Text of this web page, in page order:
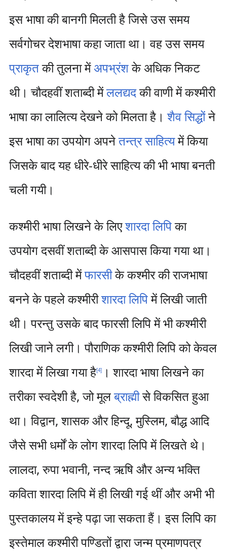
इस भाषा की बानगी मिलती है जिसे उस समय
सर्वगोचर देशभाषा कहा जाता था। वह उस समय
प्राकृतकी तुलना मेंअपभ्रंशके अधिक निकट
थी। चौदहवीं शताब्दी मेंललद्यदकी वाणी में कश्मीरी
भाषा का लालित्य देखने को मिलता है।शैवसिद्धोंने
इस भाषा का उपयोग अपनेतन्त्र साहित्यमें किया
जिसके बाद यह धीरे-धीरे साहित्य की भी भाषा बनती
चली गयी।
कश्मीरी भाषा लिखने के लिएशारदा लिपिका
उपयोग दसवीं शताब्दी के आसपास किया गया था।
चौदहवीं शताब्दी मेंफारसीके कश्मीर की राजभाषा
बनने के पहले कश्मीरीशारदा लिपिमें लिखी जाती
थी। परन्तु उसके बाद फारसी लिपि में भी कश्मीरी
लिखी जाने लगी। पौराणिक कश्मीरी लिपि को केवल
शारदा में लिखा गया है[4]। शारदा भाषा लिखने का
तरीका स्वदेशी है, जो मूलब्राह्मीसे विकसित हुआ
था। विद्वान, शासक और हिन्दू, मुस्लिम, बौद्ध आदि
जैसे सभी धर्मों के लोग शारदा लिपि में लिखते थे।
लालदा, रुपा भवानी, नन्द ऋषि और अन्य भक्ति
कविता शारदा लिपि में ही लिखी गई थीं और अभी भी
पुस्तकालय में इन्हे पढ़ा जा सकता हैं। इस लिपि का
इस्तेमाल कश्मीरी पण्डितों द्वारा जन्म प्रमाणपत्र